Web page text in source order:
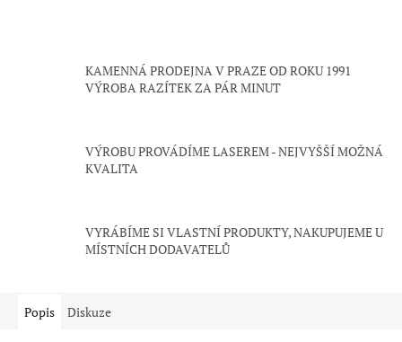
KAMENNÁ PRODEJNA V PRAZE OD ROKU 1991
VÝROBA RAZÍTEK ZA PÁR MINUT
VÝROBU PROVÁDÍME LASEREM - NEJVYŠŠÍ MOŽNÁ
KVALITA
VYRÁBÍME SI VLASTNÍ PRODUKTY, NAKUPUJEME U
MÍSTNÍCH DODAVATELŮ
Popis Diskuze